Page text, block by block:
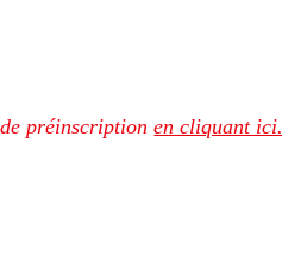
de préinscription en cliquant ici.